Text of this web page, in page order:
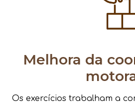
Melhora da
Os exercícios trabalham a